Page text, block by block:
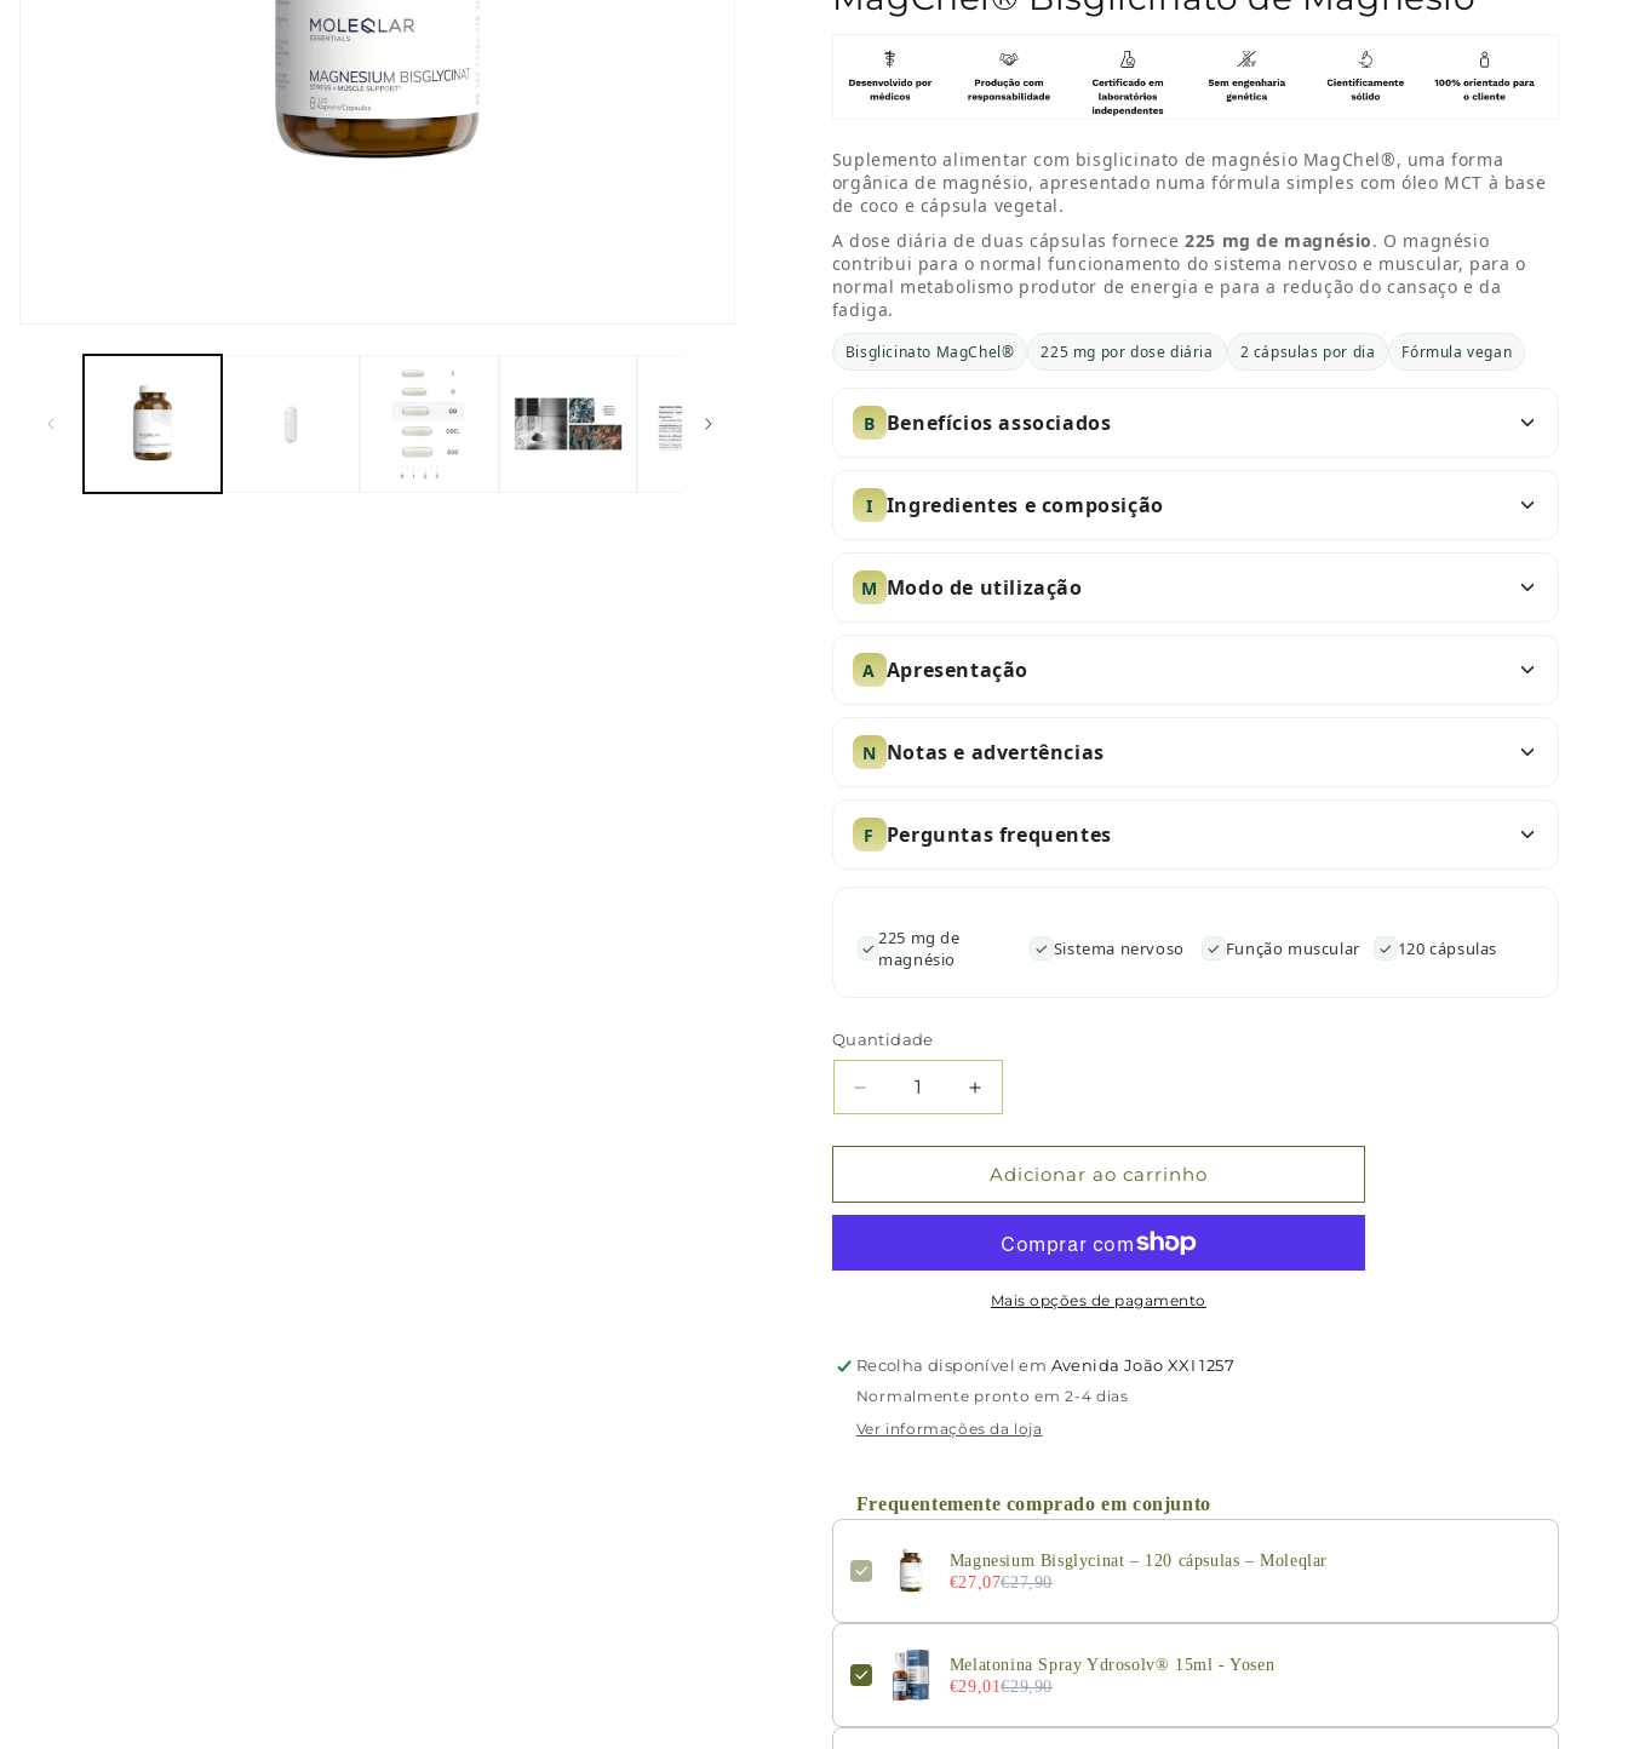
Suplemento alimentar com bisglicinato de magnésio MagChel®, uma forma
orgânica de magnésio, apresentado numa fórmula simples com óleo MCT à base
de coco e cápsula vegetal.
A dose diária de duas cápsulas fornece225 mg de magnésio. O magnésio
contribui para o normal funcionamento do sistema nervoso e muscular, para o
normal metabolismo produtor de energia e para a redução do cansaço e da
fadiga.
Bisglicinato MagChel® 225 mg por dose diária 2 cápsulas por dia Fórmula vegan
B Benefícios associados
I Ingredientes e composição
M Modo de utilização
A Apresentação
N Notas e advertências
F Perguntas frequentes
✓ 225 mg de
magnésio
✓ Sistema nervoso ✓ Função muscular ✓ 120 cápsulas
Quantidade
Quantidade
Diminuir
quantidade
Magnesium
120
Aumentar
quantidade
de
Magnesium
120
cápsulas
Adicionar ao carrinho
Mais opções de pagamento
Recolha disponível em Avenida João XXI 1257
Normalmente pronto em 2-4 dias
Ver informações da loja
Frequentemente comprado em conjunto
Magnesium Bisglycinat – 120 cápsulas – Moleqlar
€27,07€27,90
Melatonina Spray Ydrosolv® 15ml - Yosen
€29,01€29,90